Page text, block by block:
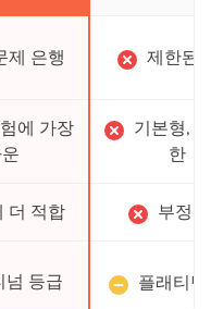
제 은행 제한된
에 가장
기본형,
한
더 적합 부정
넘 등급 플래티